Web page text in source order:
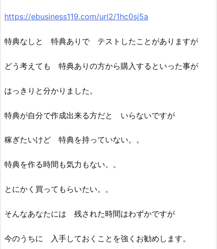
https://ebusiness119.com/url2/1hc0sj5a
特典なしと 特典ありで テストしたことがありますが
どう考えても 特典ありの方から購入するといった事が
はっきりと分かりました。
特典が自分で作成出来る方だと いらないですが
稼ぎたいけど 特典を持っていない。。
特典を作る時間も気力もない。。
とにかく買ってもらいたい。。
そんなあなたには 残された時間はわずかですが
今のうちに 入手しておくことを強くお勧めします。